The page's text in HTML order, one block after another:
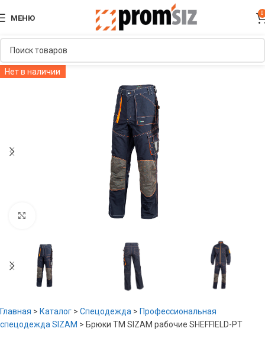
МЕНЮ
0
Нет в наличии
Главная > Каталог > Спецодежда > Профессиональная
спецодежда SIZAM > Брюки ТМ SIZAM рабочие SHEFFIELD-PT